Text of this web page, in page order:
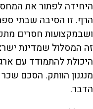
היחידה לפתור את
הרף. זו הסיבה שבתי
ושבמקצועות חסרים
זה המסלול שמדינת
היכולת להתמודד עם
מנגנון הוותק. הסכם
הדבר.